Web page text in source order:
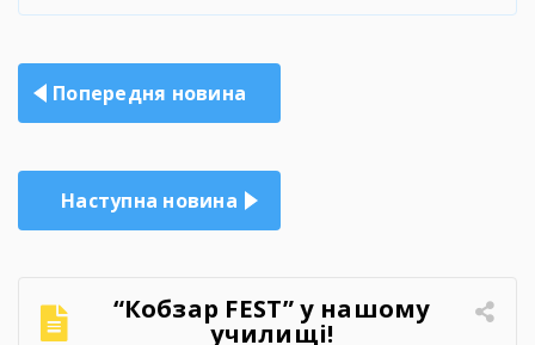
Навігація
записів
Попередня новина
Наступна новина
“Кобзар FEST” у нашому
училищі!